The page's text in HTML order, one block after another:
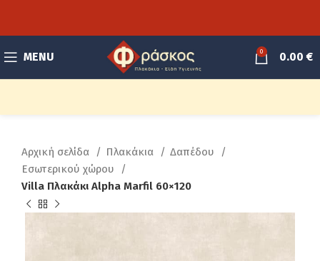
MENU 0 0.00€
Αρχική σελίδα Πλακάκια
Δαπέδου
Εσωτερικού χώρου
Villa Πλακάκι Alpha Marfil 60×120